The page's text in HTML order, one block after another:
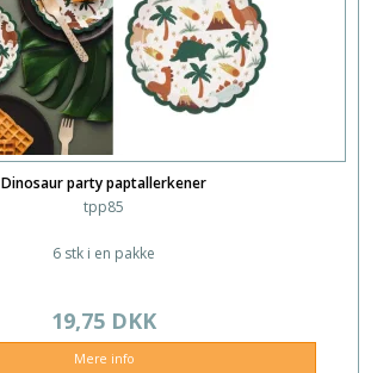
Dinosaur party paptallerkener
tpp85
6 stk i en pakke
19,75 DKK
Mere info